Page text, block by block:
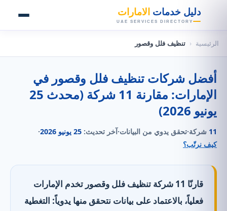
دليل خدمات الامارات
UAE SERVICES DIRECTORY
الرئيسية ‹ تنظيف فلل وقصور
أفضل شركات تنظيف فلل وقصور في
الإمارات: مقارنة 11 شركة (محدث 25
يونيو 2026)
11 شركة·تحقق يدوي من البيانات·آخر تحديث: 25 يونيو 2026
·
كيف نرتّب؟
قارنّا 11 شركة تنظيف فلل وقصور تخدم الإمارات
فعلياً، بالاعتماد على بيانات نتحقق منها يدوياً: التغطية